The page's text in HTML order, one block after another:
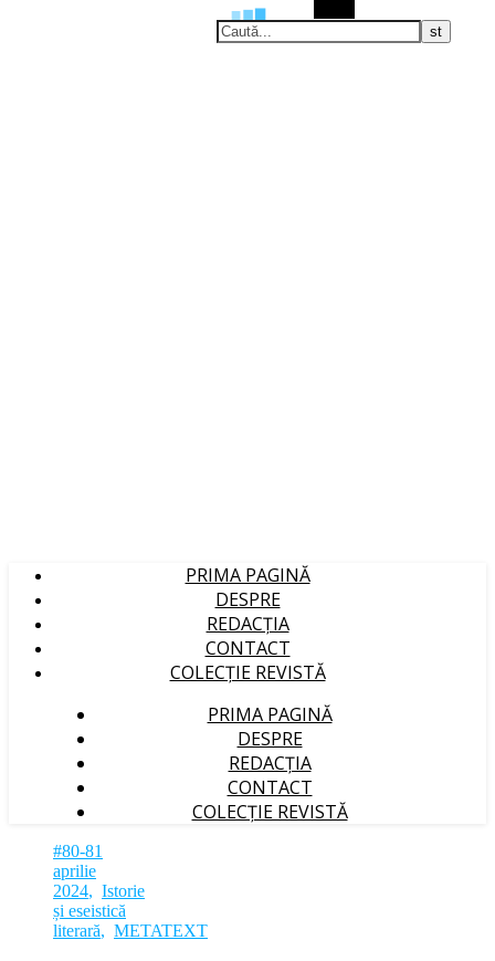
PRIMA PAGINĂ
DESPRE
REDACȚIA
CONTACT
COLECȚIE REVISTĂ
PRIMA PAGINĂ
DESPRE
REDACȚIA
CONTACT
COLECȚIE REVISTĂ
#80-81
aprilie
2024, Istorie
și eseistică
literară, METATEXT